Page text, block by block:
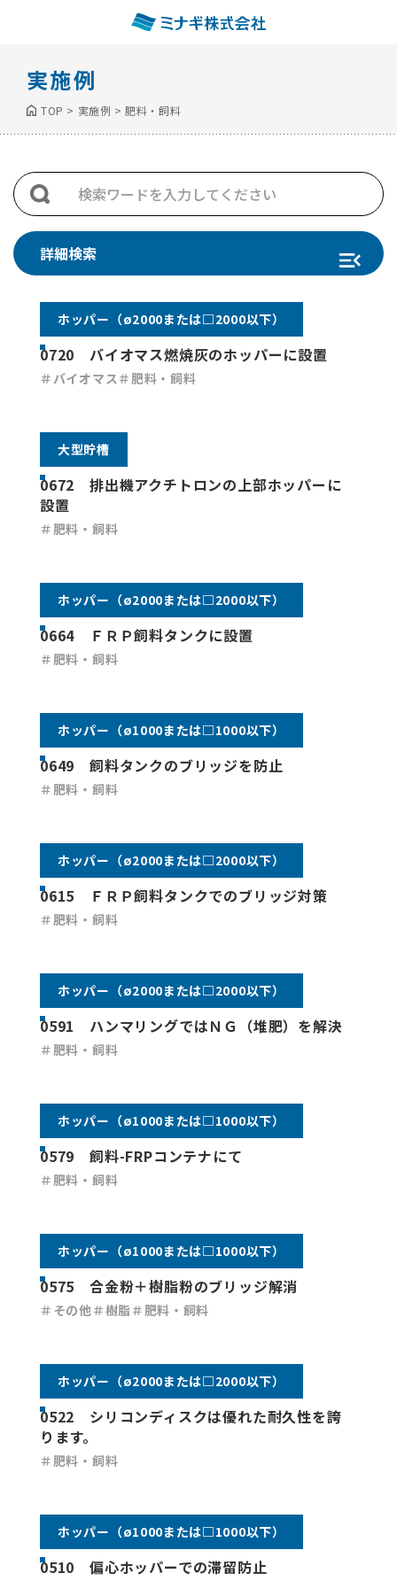
実施例
TOP > 実施例 >肥料・飼料
詳細検索
ホッパー（ø2000または□2000以下）
0720 バイオマス燃焼灰のホッパーに設置
＃バイオマス＃肥料・飼料
大型貯槽
0672 排出機アクチトロンの上部ホッパーに
設置
＃肥料・飼料
ホッパー（ø2000または□2000以下）
0664 ＦＲＰ飼料タンクに設置
＃肥料・飼料
ホッパー（ø1000または□1000以下）
0649 飼料タンクのブリッジを防止
＃肥料・飼料
ホッパー（ø2000または□2000以下）
0615 ＦＲＰ飼料タンクでのブリッジ対策
＃肥料・飼料
ホッパー（ø2000または□2000以下）
0591 ハンマリングではＮＧ（堆肥）を解決
＃肥料・飼料
ホッパー（ø1000または□1000以下）
0579 飼料-FRPコンテナにて
＃肥料・飼料
ホッパー（ø1000または□1000以下）
0575 合金粉＋樹脂粉のブリッジ解消
＃その他＃樹脂 ＃肥料・飼料
ホッパー（ø2000または□2000以下）
0522 シリコンディスクは優れた耐久性を誇
ります。
＃肥料・飼料
ホッパー（ø1000または□1000以下）
0510 偏心ホッパーでの滞留防止